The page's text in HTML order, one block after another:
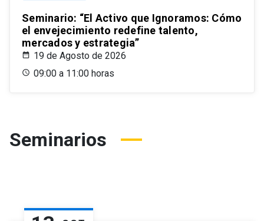
Seminario: “El Activo que Ignoramos: Cómo
el envejecimiento redefine talento,
mercados y estrategia”
19 de Agosto de 2026
09:00 a 11:00 horas
Seminarios